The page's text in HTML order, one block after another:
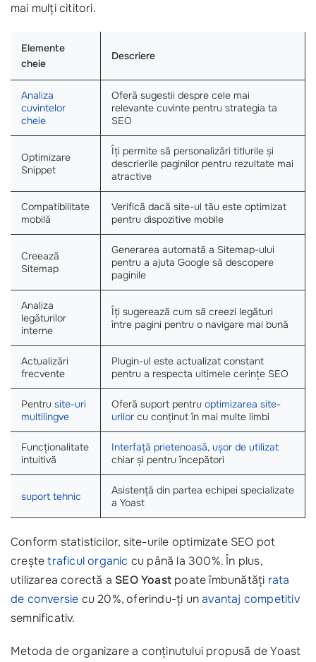
mai mulți cititori.
Elemente
cheie
Descriere
Analiza
cuvintelor
cheie
Oferă sugestii despre cele mai
relevante cuvinte pentru strategia ta
SEO
Optimizare
Snippet
Îți permite să personalizări titlurile și
descrierile paginilor pentru rezultate mai
atractive
Compatibilitate
mobilă
Verifică dacă site-ul tău este optimizat
pentru dispozitive mobile
Creează
Sitemap
Generarea automată a Sitemap-ului
pentru a ajuta Google să descopere
paginile
Analiza
legăturilor
interne
Îți sugerează cum să creezi legături
între pagini pentru o navigare mai bună
Actualizări
frecvente
Plugin-ul este actualizat constant
pentru a respecta ultimele cerințe SEO
Pentru site-uri
multilingve
Oferă suport pentru optimizarea site-
urilor cu conținut în mai multe limbi
Funcționalitate
intuitivă
Interfață prietenoasă, ușor de utilizat
chiar și pentru începători
suport tehnic
Asistență din partea echipei specializate
a Yoast
Conform statisticilor, site-urile optimizate SEO pot
creștetraficul organic cu până la 300%. În plus,
utilizarea corectă a SEO Yoast poate îmbunătăți rata
de conversie cu 20%, oferindu-ți unavantaj competitiv
semnificativ.
Metoda de organizare a conținutului propusă de Yoast